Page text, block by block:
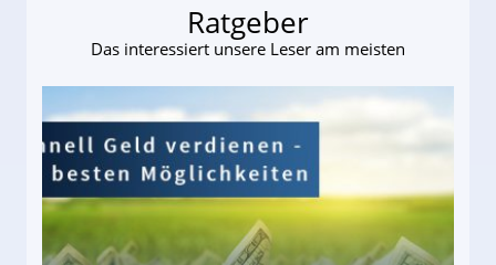
Ratgeber
Das interessiert unsere Leser am meisten